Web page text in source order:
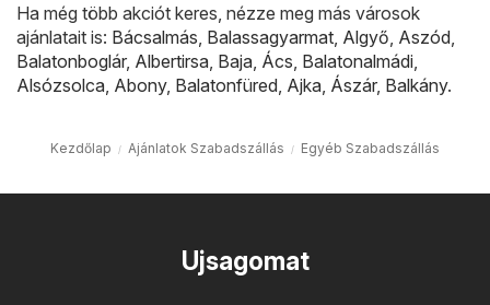
Ha még több akciót keres, nézze meg más városok
ajánlatait is: Bácsalmás Balassagyarmat Algyő Aszód
Balatonboglár, Albertirsa Baja Ács Balatonalmádi
Alsózsolca Abony, Balatonfüred Ajka Ászár, Balkány.
Kezdőlap Ajánlatok Szabadszállás Egyéb Szabadszállás
Ujsagomat